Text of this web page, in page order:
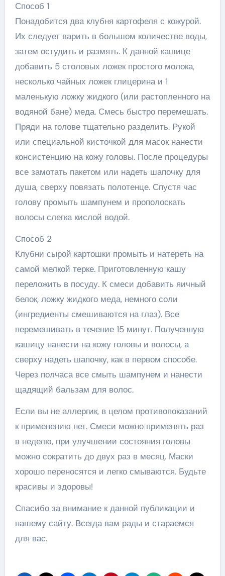
Способ 1
Понадобится два клубня картофеля с кожурой.
Их следует варить в большом количестве воды,
затем остудить и размять. К данной кашице
добавить 5 столовых ложек простого молока,
несколько чайных ложек глицерина и 1
маленькую ложку жидкого (или растопленного на
водяной бане) меда. Смесь быстро перемешать.
Пряди на голове тщательно разделить. Рукой
или специальной кисточкой для масок нанести
консистенцию на кожу головы. После процедуры
все замотать пакетом или надеть шапочку для
душа, сверху повязать полотенце. Спустя час
голову промыть шампунем и прополоскать
волосы слегка кислой водой.
Способ 2
Клубни сырой картошки промыть и натереть на
самой мелкой терке. Приготовленную кашу
переложить в посуду. К смеси добавить яичный
белок, ложку жидкого меда, немного соли
(ингредиенты смешиваются на глаз). Все
перемешивать в течение 15 минут. Полученную
кашицу нанести на кожу головы и волосы, а
сверху надеть шапочку, как в первом способе.
Через полчаса все смыть шампунем и нанести
щадящий бальзам для волос.
Если вы не аллергик, в целом противопоказаний
к применению нет. Смеси можно применять раз
в неделю, при улучшении состояния головы
можно сократить до двух раз в месяц. Маски
хорошо переносятся и легко смываются. Будьте
красивы и здоровы!
Спасибо за внимание к данной публикации и
нашему сайту. Всегда вам рады и стараемся
для вас.